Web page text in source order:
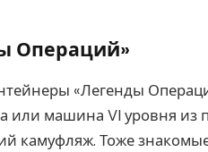
Операций»
«Легенды
или машина VI уровня
камуфляж. Тоже